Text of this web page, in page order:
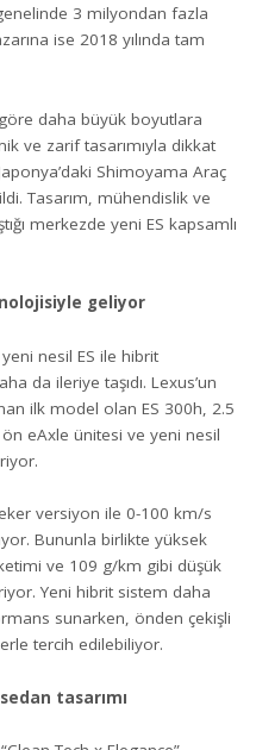
3 milyondan fazla
ise 2018 yılında tam
daha büyük boyutlara
ve zarif tasarımıyla dikkat
Shimoyama Araç
Tasarım, mühendislik ve
merkezde yeni ES kapsamlı
geliyor
nesil ES ile hibrit
da ileriye taşıdı. Lexus’un
ilk model olan ES 300h, 2.5
eAxle ünitesi ve yeni nesil
versiyon ile 0-100 km/s
Bununla birlikte yüksek
ve 109 g/km gibi düşük
Yeni hibrit sistem daha
sunarken, önden çekişli
tercih edilebiliyor.
tasarımı